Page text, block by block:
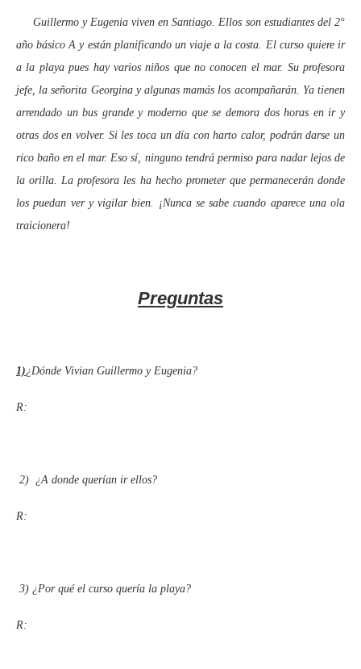
Guillermo y Eugenia viven en Santiago. Ellos son estudiantes del 2°
año básico A y están planificando un viaje a la costa. El curso quiere ir
a la playa pues hay varios niños que no conocen el mar. Su profesora
jefe, la señorita Georgina y algunas mamás los acompañarán. Ya tienen
arrendado un bus grande y moderno que se demora dos horas en ir y
otras dos en volver. Si les toca un día con harto calor, podrán darse un
rico baño en el mar. Eso sí, ninguno tendrá permiso para nadar lejos de
la orilla. La profesora les ha hecho prometer que permanecerán donde
los puedan ver y vigilar bien. ¡Nunca se sabe cuando aparece una ola
traicionera!
Preguntas
1)¿Dónde Vivian Guillermo y Eugenia?
R:
2) ¿A donde querían ir ellos?
R:
3) ¿Por qué el curso quería la playa?
R: